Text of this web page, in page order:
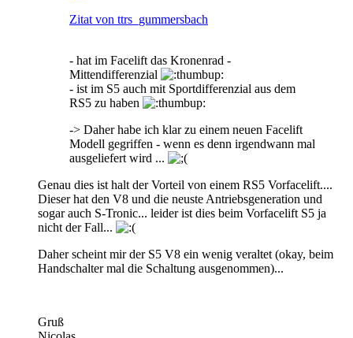
Zitat von ttrs_gummersbach
- hat im Facelift das Kronenrad -
Mittendifferenzial
- ist im S5 auch mit Sportdifferenzial aus dem
RS5 zu haben
-> Daher habe ich klar zu einem neuen Facelift
Modell gegriffen - wenn es denn irgendwann mal
ausgeliefert wird ...
Genau dies ist halt der Vorteil von einem RS5 Vorfacelift....
Dieser hat den V8 und die neuste Antriebsgeneration und
sogar auch S-Tronic... leider ist dies beim Vorfacelift S5 ja
nicht der Fall...
Daher scheint mir der S5 V8 ein wenig veraltet (okay, beim
Handschalter mal die Schaltung ausgenommen)...
Gruß